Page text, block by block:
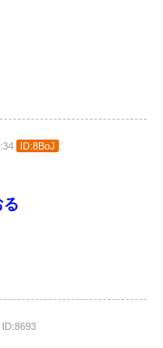
ID:8BoJ